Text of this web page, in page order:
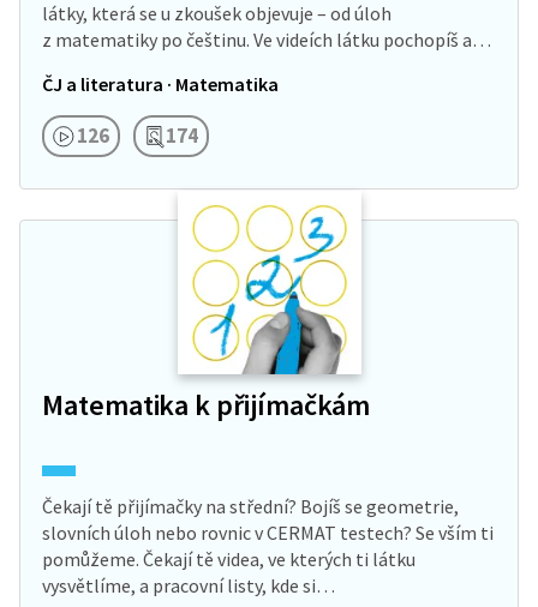
látky, která se u zkoušek objevuje – od úloh
z matematiky po češtinu. Ve videích látku pochopíš a…
ČJ a literatura · Matematika
126 174
Matematika k přijímačkám
Čekají tě přijímačky na střední? Bojíš se geometrie,
slovních úloh nebo rovnic v CERMAT testech? Se vším ti
pomůžeme. Čekají tě videa, ve kterých ti látku
vysvětlíme, a pracovní listy, kde si…